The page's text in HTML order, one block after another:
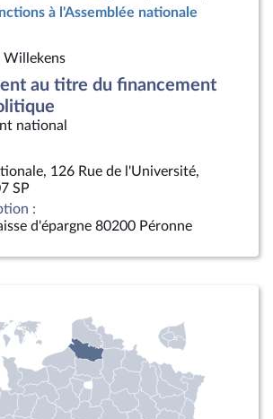
à l'Assemblée nationale
Willekens
au titre du financement
national
126 Rue de l'Université,
SP
:
d'épargne 80200 Péronne